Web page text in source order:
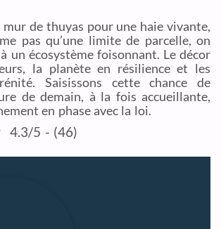
de thuyas pour une haie vivante,
pas qu’une limite de parcelle, on
un écosystème foisonnant. Le décor
la planète en résilience et les
Saisissons cette chance de
de demain, à la fois accueillante,
en phase avec la loi.
4.3/5 - (46)